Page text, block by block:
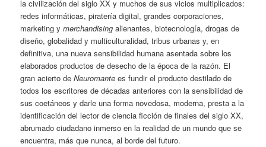
la civilización del siglo XX y muchos de sus vicios multiplicados:
redes informáticas, piratería digital, grandes corporaciones,
marketing ymerchandisingalienantes, biotecnología, drogas de
diseño, globalidad y multiculturalidad, tribus urbanas y, en
definitiva, una nueva sensibilidad humana asentada sobre los
elaborados productos de desecho de la época de la razón. El
gran acierto deNeuromante es fundir el producto destilado de
todos los escritores de décadas anteriores con la sensibilidad de
sus coetáneos y darle una forma novedosa, moderna, presta a la
identificación del lector de ciencia ficción de finales del siglo XX,
abrumado ciudadano inmerso en la realidad de un mundo que se
encuentra, más que nunca, al borde del futuro.